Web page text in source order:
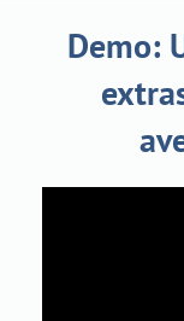
Demo: